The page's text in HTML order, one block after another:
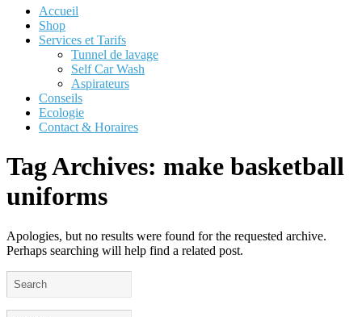
Accueil
Shop
Services et Tarifs
Tunnel de lavage
Self Car Wash
Aspirateurs
Conseils
Ecologie
Contact & Horaires
Tag Archives: make basketball
uniforms
Apologies, but no results were found for the requested archive.
Perhaps searching will help find a related post.